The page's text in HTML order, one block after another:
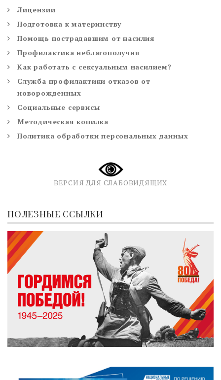
Лицензии
Подготовка к материнству
Помощь пострадавшим от насилия
Профилактика неблагополучия
Как работать с сексуальным насилием?
Служба профилактики отказов от
новорожденных
Социальные сервисы
Методическая копилка
Политика обработки персональных данных
ВЕРСИЯ ДЛЯ СЛАБОВИДЯЩИХ
ПОЛЕЗНЫЕ ССЫЛКИ